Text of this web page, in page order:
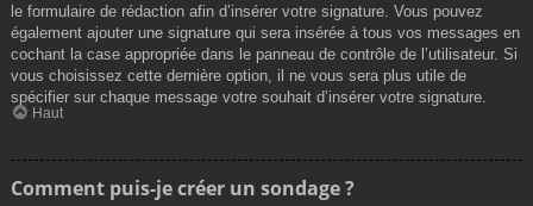
le formulaire de rédaction afin d’insérer votre signature. Vous pouvez
également ajouter une signature qui sera insérée à tous vos messages en
cochant la case appropriée dans le panneau de contrôle de l’utilisateur. Si
vous choisissez cette dernière option, il ne vous sera plus utile de
spécifier sur chaque message votre souhait d’insérer votre signature.
Haut
Comment puis-je créer un sondage ?